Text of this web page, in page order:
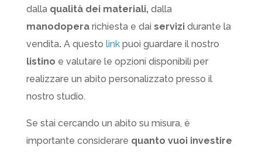
dalla qualità dei materiali,dalla
manodoperarichiesta e dai servizi durante la
vendita.A questo linkpuoi guardare il nostro
listino e valutare le opzioni disponibili per
realizzare un abito personalizzato presso il
nostro studio.
Se stai cercando un abito su misura, è
importante considerare quanto vuoi investire